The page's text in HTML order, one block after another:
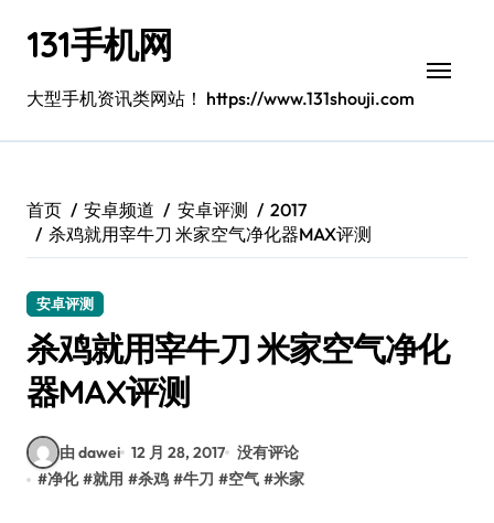
131手机网
大型手机资讯类网站！ https://www.131shouji.com
首页 安卓频道 安卓评测
2017
杀鸡就用宰牛刀 米家空气净化器MAX评测
安卓评测
杀鸡就用宰牛刀 米家空气净化
器MAX评测
由 dawei 12 月 28, 2017 没有评论
#净化 #就用 #杀鸡 #牛刀 #空气 #米家